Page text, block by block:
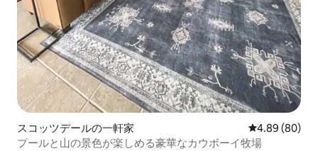
スコッツデールの一軒家 レビュー80件
4.89 (80)
プールと山の景色が楽しめる豪華なカウボーイ牧場